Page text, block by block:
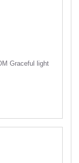
Graceful light